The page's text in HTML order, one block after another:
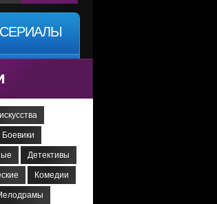
СЕРИАЛЫ
Боевики
Детективы
Комедии